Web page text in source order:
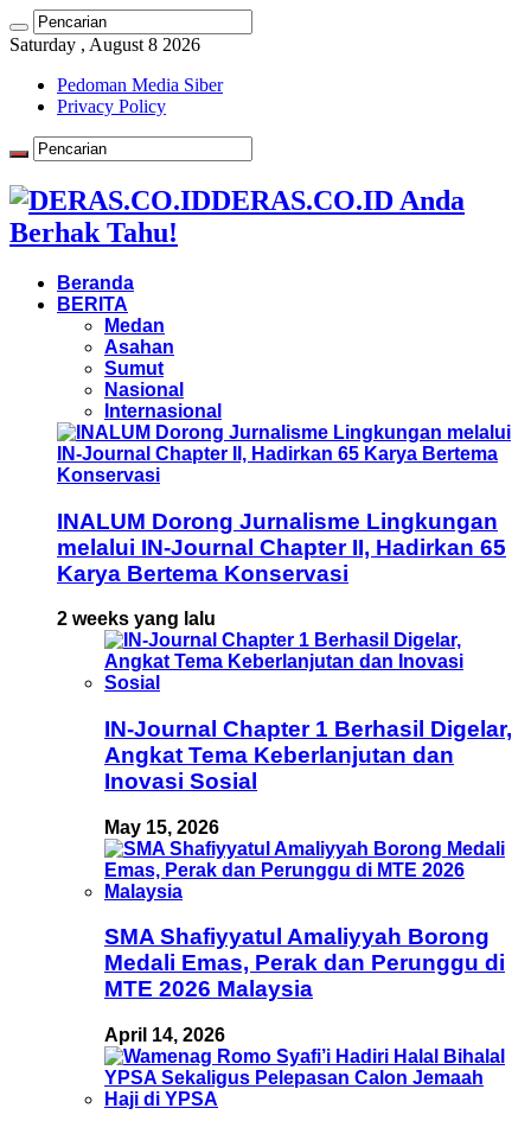
Saturday , August 8 2026
Pedoman Media Siber
Privacy Policy
DERAS.CO.ID Anda
Berhak Tahu!
Beranda
BERITA
Medan
Asahan
Sumut
Nasional
Internasional
INALUM Dorong Jurnalisme Lingkungan
melalui IN-Journal Chapter II, Hadirkan 65
Karya Bertema Konservasi
2 weeks yang lalu
IN-Journal Chapter 1 Berhasil Digelar,
Angkat Tema Keberlanjutan dan
Inovasi Sosial
May 15, 2026
SMA Shafiyyatul Amaliyyah Borong
Medali Emas, Perak dan Perunggu di
MTE 2026 Malaysia
April 14, 2026